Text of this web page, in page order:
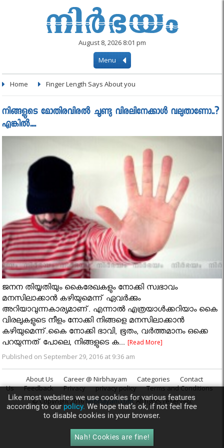
August 8, 2026 8:01 pm
Menu
Home Finger Length Says About you
നിങ്ങളുടെ മോതിരവിരല്‍ ചൂണ്ടു വിരലിനേക്കാള്‍ വലുതാണോ..?
എങ്കിൽ....
ജനന തിയ്യതിയും കൈരേഖകളും നോക്കി സ്വഭാവം
മനസിലാക്കാന്‍ കഴിയുമെന്ന് ഏവർക്കും
അറിയാവുന്നകാര്യമാണ്. എന്നാല്‍ എത്രയാള്‍ക്കറിയാം കൈ
വിരലുകളുടെ നീളം നോക്കി നിങ്ങളെ മനസിലാക്കാന്‍
കഴിയുമെന്ന്.കൈ നോക്കി ഭാവി, ഭൂതം, വര്‍ത്തമാനം ഒക്കെ
പറയുന്നത് പോലെ, നിങ്ങളുടെ ക...[Read More]
Published on September 29, 2016 at 9:36 am
About Us Career @ Nirbhayam Categories
Contact
Us
Feedback Privacy privacy policy
Terms and Conditions
© Copyright 2016Nirbhayam.com. All rights reserved.
Like most websites we use cookies for various features
according to ourpolicy.We hope that’s ok, if not feel free
to disable cookies in your browser.
Nah! Cookies are fine!